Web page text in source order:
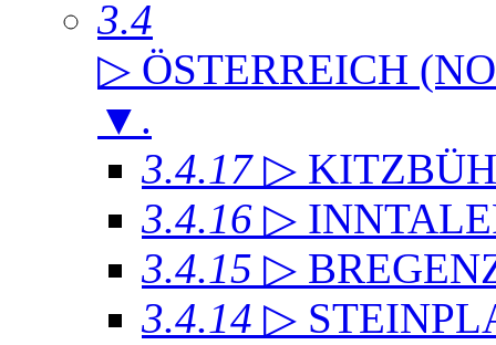
3.4
▷ ÖSTERREICH
▼ .
3.4.17 ▷
3.4.16 ▷
3.4.15 ▷
3.4.14 ▷